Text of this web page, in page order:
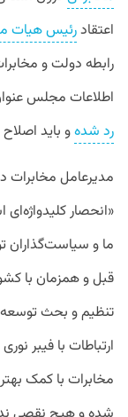
اعتقادرئیس هیات
رابطه دولت و
اطلاعات مجلس
رد شدهو باید
مدیرعامل مخابرات
«انحصار
قبل و همزمان با
تنظیم و بحث توسعه
مخابرات با کمک